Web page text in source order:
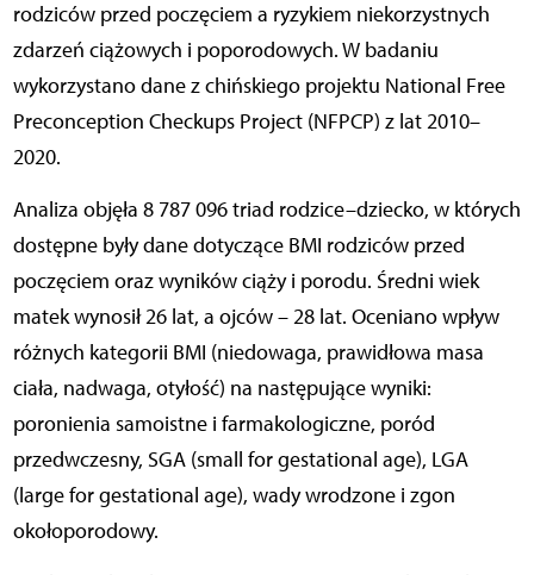
rodziców przed poczęciem a ryzykiem niekorzystnych
zdarzeń ciążowych i poporodowych. W badaniu
wykorzystano dane z chińskiego projektu National Free
Preconception Checkups Project (NFPCP) z lat 2010–
2020.
Analiza objęła 8 787 096 triad rodzice–dziecko, w których
dostępne były dane dotyczące BMI rodziców przed
poczęciem oraz wyników ciąży i porodu. Średni wiek
matek wynosił 26 lat, a ojców – 28 lat. Oceniano wpływ
różnych kategorii BMI (niedowaga, prawidłowa masa
ciała, nadwaga, otyłość) na następujące wyniki:
poronienia samoistne i farmakologiczne, poród
przedwczesny, SGA (small for gestational age), LGA
(large for gestational age), wady wrodzone i zgon
okołoporodowy.